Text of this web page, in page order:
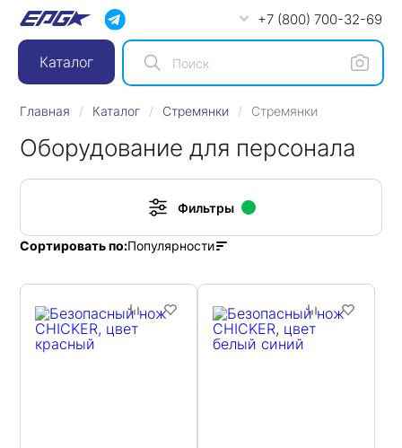
+7 (800) 700-32-69
Каталог
Главная Каталог Стремянки Стремянки
Оборудование для персонала
Сортировать по:Популярности
Фильтры